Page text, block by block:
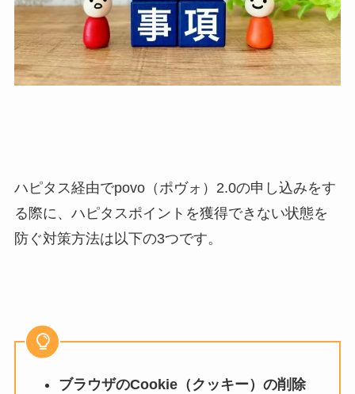
ハピタス経由でpovo（ポヴォ）2.0の申し込みをす
る際に、ハピタスポイントを獲得できない状態を
防ぐ対策方法は以下の3つです。
ブラウザのCookie（クッキー）の削除